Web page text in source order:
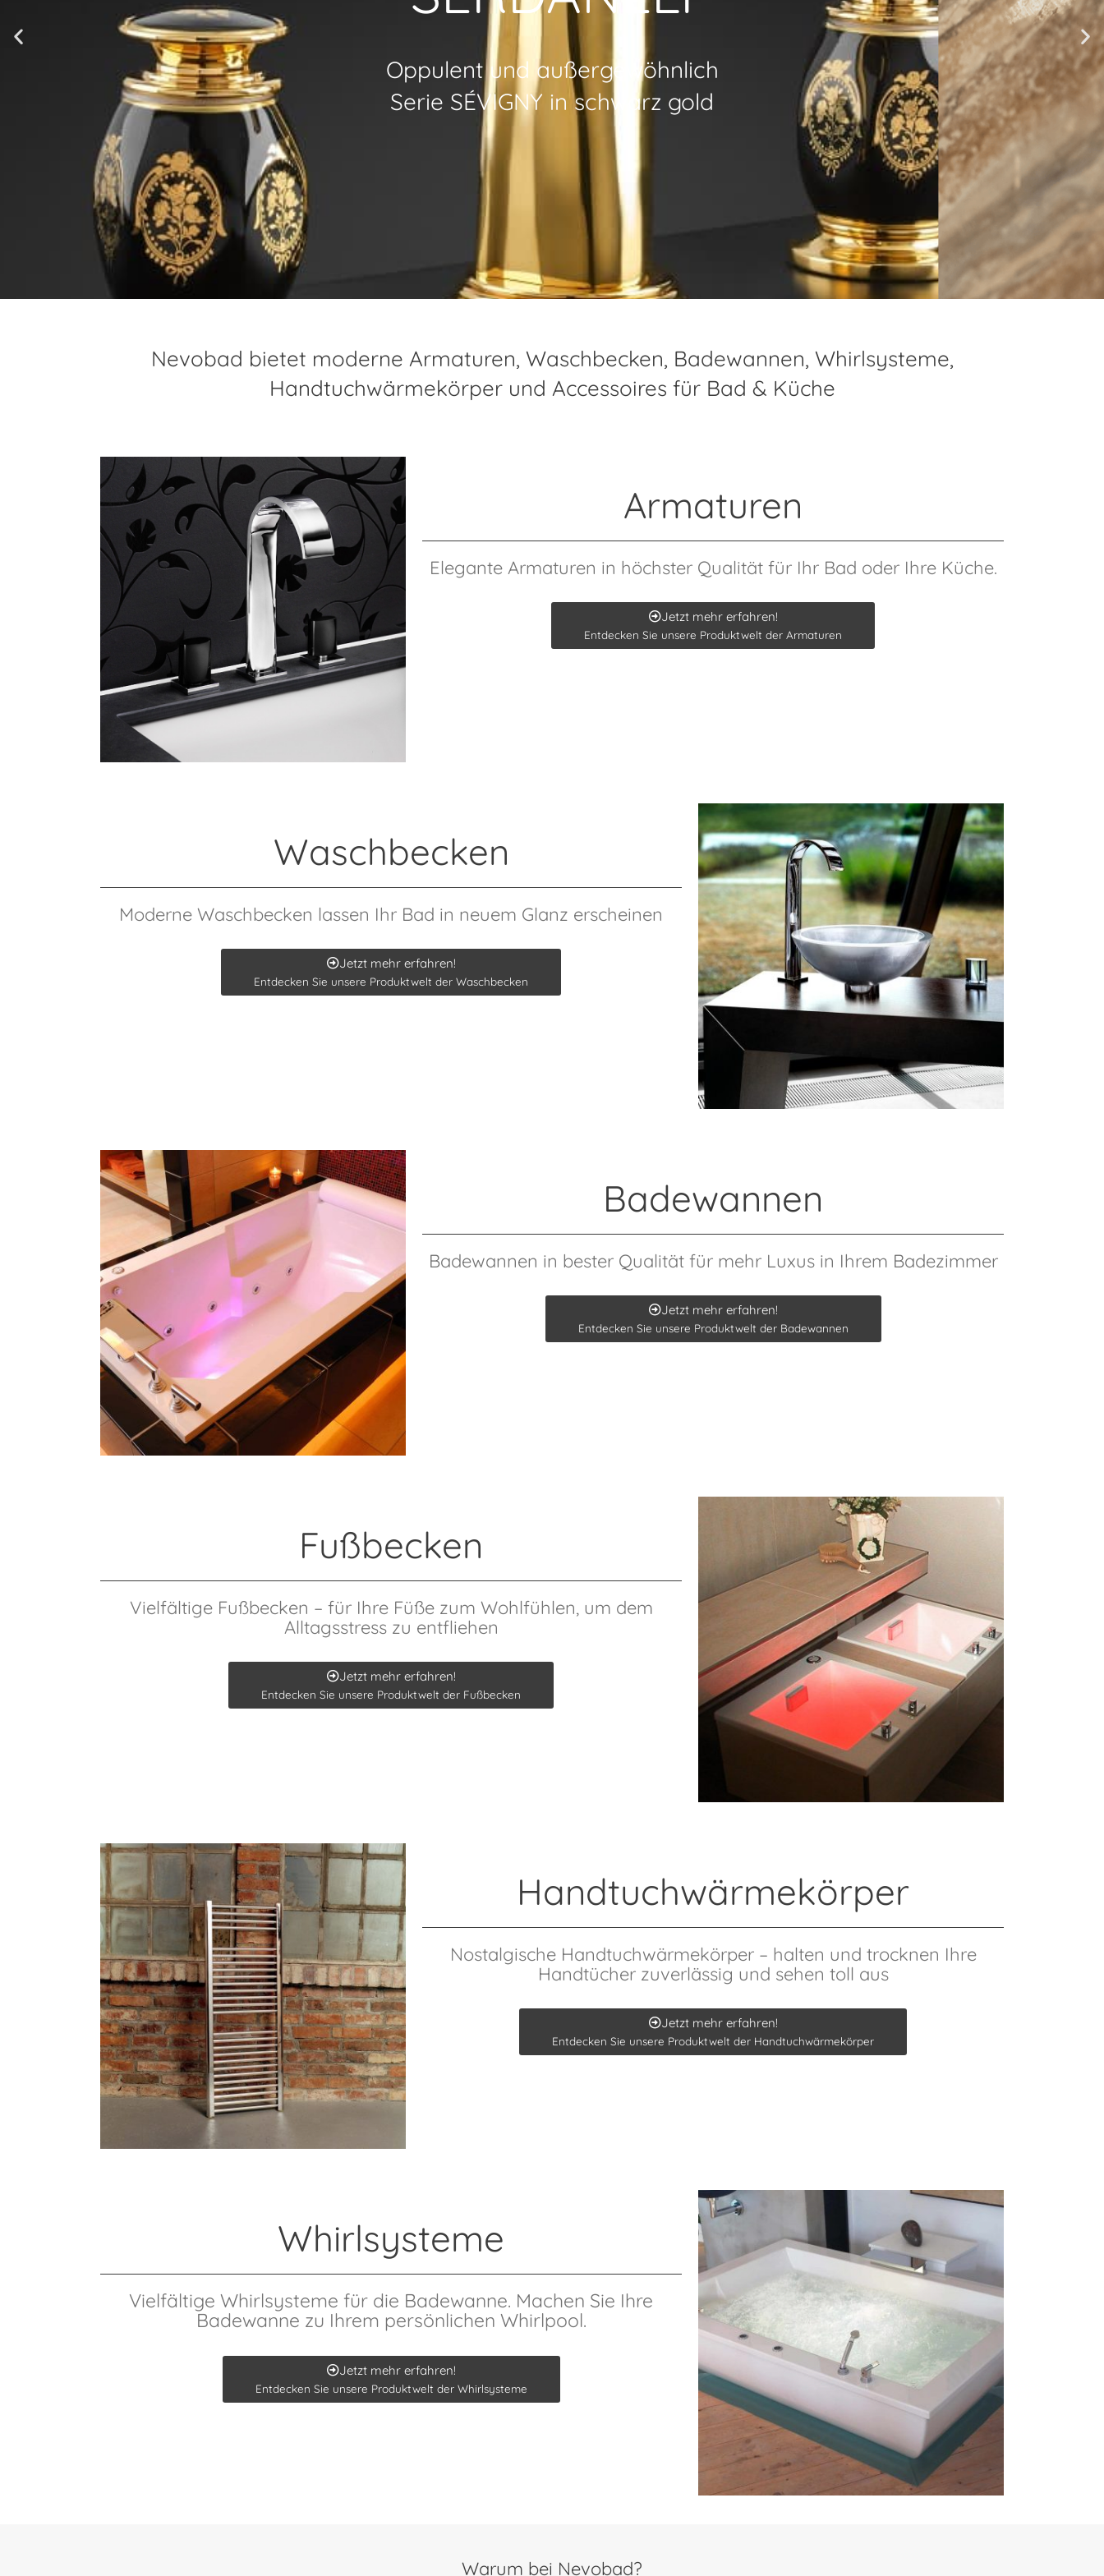
Oppulent und außergewöhnlich
Serie SÉVIGNY in schwarz gold
Nevobad bietet moderne Armaturen, Waschbecken, Badewannen, Whirlsysteme,
Handtuchwärmekörper und Accessoires für Bad & Küche
Armaturen
Elegante Armaturen in höchster Qualität für Ihr Bad oder Ihre Küche.
Jetzt mehr erfahren!
Entdecken Sie unsere Produktwelt der Armaturen
Waschbecken
Moderne Waschbecken lassen Ihr Bad in neuem Glanz erscheinen
Jetzt mehr erfahren!
Entdecken Sie unsere Produktwelt der Waschbecken
Badewannen
Badewannen in bester Qualität für mehr Luxus in Ihrem Badezimmer
Jetzt mehr erfahren!
Entdecken Sie unsere Produktwelt der Badewannen
Fußbecken
Vielfältige Fußbecken – für Ihre Füße zum Wohlfühlen, um dem
Alltagsstress zu entfliehen
Jetzt mehr erfahren!
Entdecken Sie unsere Produktwelt der Fußbecken
Handtuchwärmekörper
Nostalgische Handtuchwärmekörper – halten und trocknen Ihre
Handtücher zuverlässig und sehen toll aus
Jetzt mehr erfahren!
Entdecken Sie unsere Produktwelt der Handtuchwärmekörper
Whirlsysteme
Vielfältige Whirlsysteme für die Badewanne. Machen Sie Ihre
Badewanne zu Ihrem persönlichen Whirlpool.
Jetzt mehr erfahren!
Entdecken Sie unsere Produktwelt der Whirlsysteme
Warum bei Nevobad?